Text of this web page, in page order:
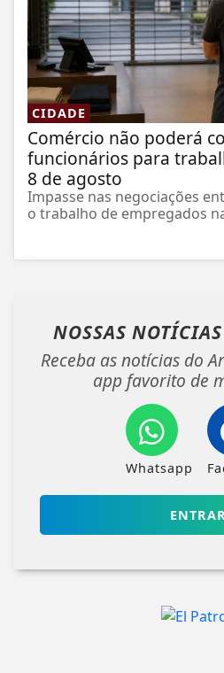
CIDADE
Comércio não poderá
funcionários para
8 de agosto
Impasse nas negociações
o trabalho de empregados
NOSSAS NOTÍCIAS
Receba as notícias do
app favorito de
Whatsapp